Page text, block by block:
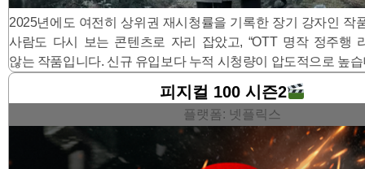
2025년에도 여전히 상위권 재시청률을 기록한 장기 강자인 작
사람도 다시 보는 콘텐츠로 자리 잡았고, “OTT 명작 정주행
않는 작품입니다. 신규 유입보다 누적 시청량이 압도적으로 높
피지컬 100 시즌2
플랫폼: 넷플릭스